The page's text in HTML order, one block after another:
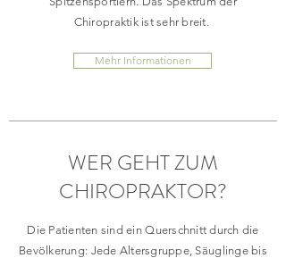
Chiropraktik ist sehr breit.
Mehr Informationen
WER GEHT ZUM
CHIROPRAKTOR?
Die Patienten sind ein Querschnitt durch die
Bevölkerung: Jede Altersgruppe, Säuglinge bis